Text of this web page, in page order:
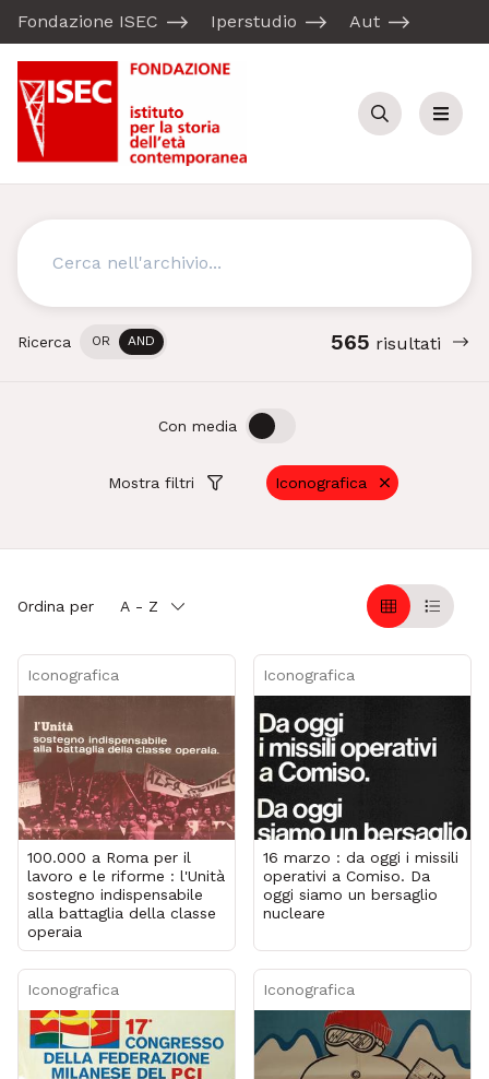
Fondazione ISEC Iperstudio Aut
Cerca Menu
Cerca
Ricerca OR AND 565 risultati
Mostra filtri Iconografica
Con media OFF
Ordina per A - Z
GrigliaTable
Iconografica
100.000 a Roma per il
lavoro e le riforme : l'Unità
sostegno indispensabile
alla battaglia della classe
operaia
Iconografica
16 marzo : da oggi i missili
operativi a Comiso. Da
oggi siamo un bersaglio
nucleare
Iconografica Iconografica